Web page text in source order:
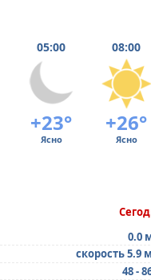
05:00 08:00
+23° +26°
Ясно Ясно
0.0
скорость 5.9
48 -